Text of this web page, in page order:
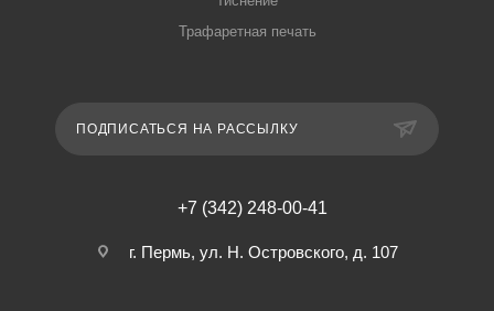
Трафаретная печать
ПОДПИСАТЬСЯ НА РАССЫЛКУ
+7 (342) 248-00-41
г. Пермь, ул. Н. Островского, д. 107